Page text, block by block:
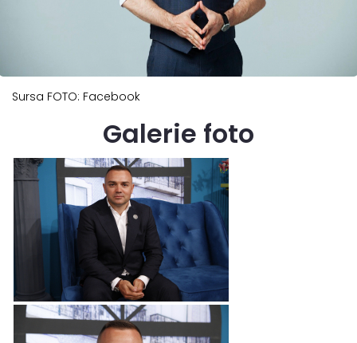
Sursa FOTO: Facebook
Galerie foto